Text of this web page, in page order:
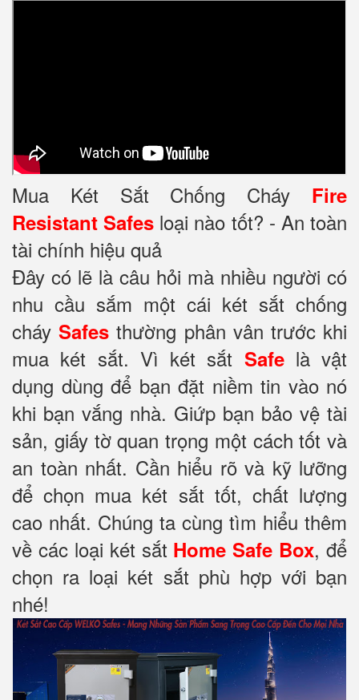
Mua Két Sắt Chống Cháy Fire
Resistant Safes loại nào tốt? - An toàn
tài chính hiệu quả
Đây có lẽ là câu hỏi mà nhiều người có
nhu cầu sắm một cái két sắt chống
cháySafes thường phân vân trước khi
mua két sắt. Vì két sắt Safelà vật
dụng dùng để bạn đặt niềm tin vào nó
khi bạn vắng nhà. Giứp bạn bảo vệ tài
sản, giấy tờ quan trọng một cách tốt và
an toàn nhất. Cần hiểu rõ và kỹ lưỡng
để chọn mua két sắt tốt, chất lượng
cao nhất. Chúng ta cùng tìm hiểu thêm
về các loại két sắt Home Safe Box, để
chọn ra loại két sắt phù hợp với bạn
nhé!